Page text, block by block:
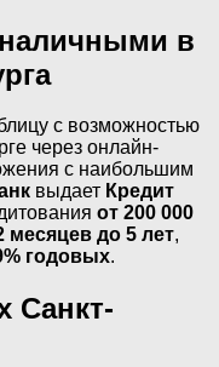
в
с возможностью
через онлайн-
с наибольшим
выдает Кредит
от 200 000
месяцев до 5 лет,
годовых.
Санкт-